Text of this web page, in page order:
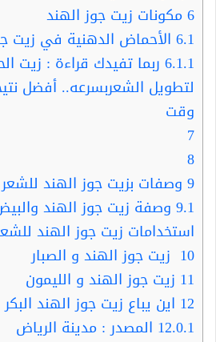
6مكونات زيت جوز الهند
6.1 الأحماض الدهنية في زيت
6.1.1 ربما تفيدك قراءة : زيت
لتطويل الشعربسرعه.. أفضل
وقت
7
8
9 وصفات بزيت جوز الهند للشعر
9.1 وصفة زيت جوز الهند
استخدامات زيت جوز الهند
10 زيت جوز الهند و الصبار
11 زيت جوز الهند و الليمون
12 اين يباع زيت جوز الهند
12.0.1 المصدر : مدينة الرياض